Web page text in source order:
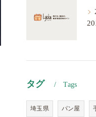
タグ Tags
埼玉県 パン屋